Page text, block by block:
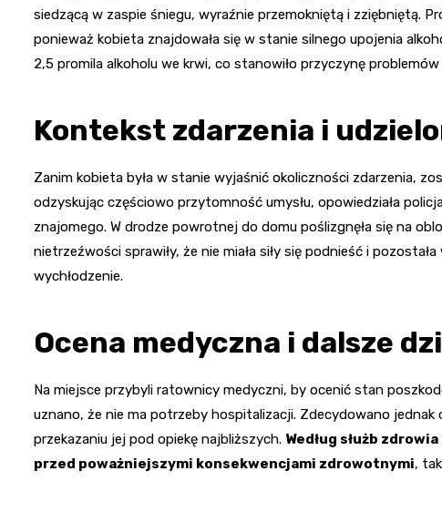
siedzącą w zaspie śniegu, wyraźnie przemokniętą i zziębniętą.
ponieważ kobieta znajdowała się w stanie silnego upojenia
2,5 promila alkoholu we krwi, co stanowiło przyczynę
Kontekst zdarzenia i
Zanim kobieta była w stanie wyjaśnić okoliczności zdarzenia,
odzyskując częściowo przytomność umysłu, opowiedziała
znajomego. W drodze powrotnej do domu poślizgnęła się na
nietrzeźwości sprawiły, że nie miała siły się podnieść i
wychłodzenie.
Ocena medyczna i dalsze
Na miejsce przybyli ratownicy medyczni, by ocenić stan
uznano, że nie ma potrzeby hospitalizacji. Zdecydowano
przekazaniu jej pod opiekę najbliższych. Według służb
przed poważniejszymi konsekwencjami zdrowotnymi,